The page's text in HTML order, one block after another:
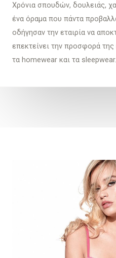
Χρόνια σπουδών, δουλειάς,
ένα όραμα που πάντα
οδήγησαν την εταιρία να
επεκτείνει την προσφορά
τα homewear και τα sleepwear.